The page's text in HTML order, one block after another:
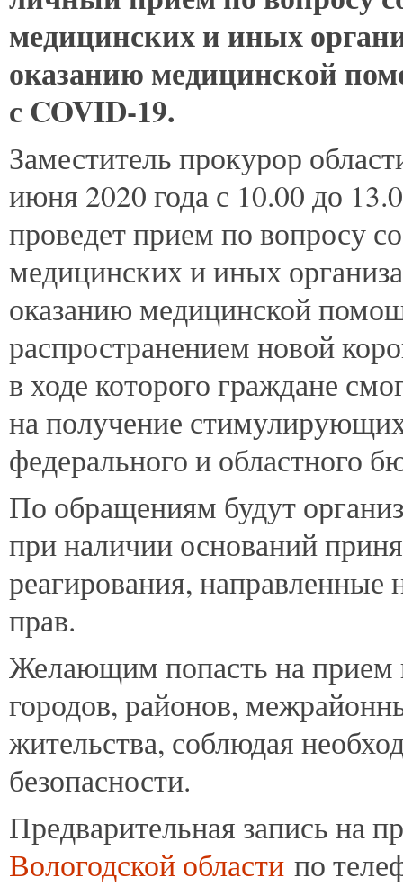
медицинских и иных
оказанию медицинской
сCOVID-19.
Заместитель прокурор
июня 2020 года с 10.00 до
проведет прием по вопросу
медицинских и иных
оказанию медицинской
распространением новой
в ходе которого граждане
на получение
федерального и областного
По обращениям будут
при наличии оснований
реагирования,
прав.
Желающим попасть на прием
городов, районов,
жительства, соблюдая
безопасности.
Предварительная запись на
Вологодской области по